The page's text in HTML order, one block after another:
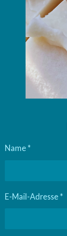
Name *
E-Mail-Adresse *